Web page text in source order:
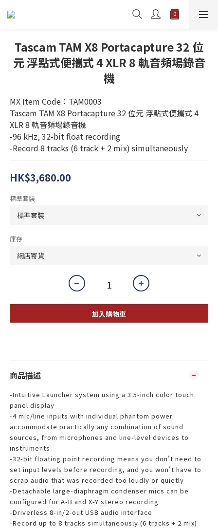
Tascam TAM X8 Portacapture 32 位
元 浮點式便攜式 4 XLR 8 軌音頻場錄音
機
MX Item Code：TAM0003
Tascam TAM X8 Portacapture 32 位元 浮點式便攜式 4
XLR 8 軌音頻場錄音機
-96 kHz, 32-bit float recording
-Record 8 tracks (6 track + 2 mix) simultaneously
HK$3,680.00
標準套裝
庫存
加入購物車
商品描述
-Intuitive Launcher system using a 3.5-inch color touch
panel display
-4 mic/line inputs with individual phantom power
accommodate practically any combination of sound
sources, from microphones and line-level devices to
instruments
-32-bit floating point recording means you don't need to
set input levels before recording, and you won't have to
scrap audio that was recorded too loudly or quietly
-Detachable large-diaphragm condenser mics can be
configured for A-B and X-Y stereo recording
-Driverless 8-in/2-out USB audio interface
-Record up to 8 tracks simultaneously (6 tracks + 2 mix)